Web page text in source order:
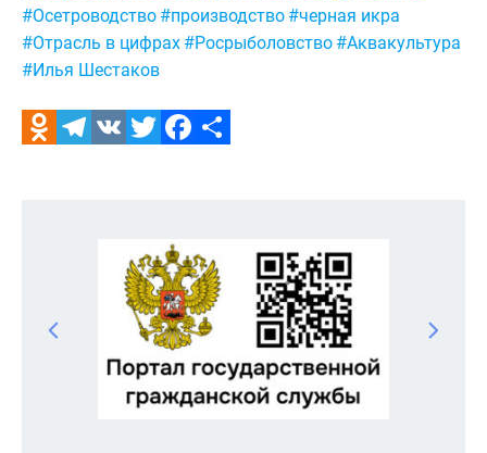
#Осетроводство #производство #черная икра
#Отрасль в цифрах #Росрыболовство #Аквакультура
#Илья Шестаков